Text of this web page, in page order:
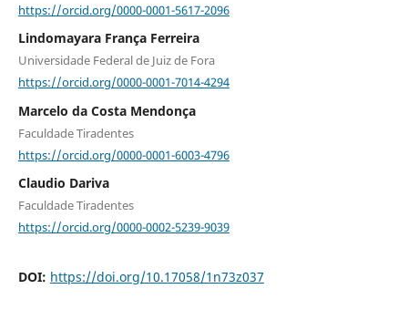
https://orcid.org/0000-0001-5617-2096
Lindomayara França Ferreira
Universidade Federal de Juiz de Fora
https://orcid.org/0000-0001-7014-4294
Marcelo da Costa Mendonça
Faculdade Tiradentes
https://orcid.org/0000-0001-6003-4796
Claudio Dariva
Faculdade Tiradentes
https://orcid.org/0000-0002-5239-9039
DOI: https://doi.org/10.17058/1n73z037